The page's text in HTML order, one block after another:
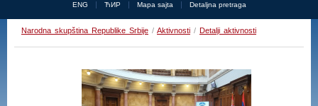
ENG ЋИР Mapa sajta Detaljna pretraga
Narodna skupština Republike Srbije / Aktivnosti / Detalji aktivnosti